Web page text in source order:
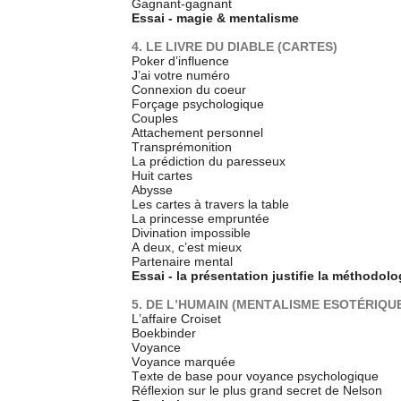
Gagnant-gagnant
Essai - magie & mentalisme
4. LE LIVRE DU DIABLE (CARTES)
Poker d’influence
J’ai votre numéro
Connexion du coeur
Forçage psychologique
Couples
Attachement personnel
Transprémonition
La prédiction du paresseux
Huit cartes
Abysse
Les cartes à travers la table
La princesse empruntée
Divination impossible
A deux, c’est mieux
Partenaire mental
Essai - la présentation justifie la
5. DE L’HUMAIN (MENTALISME
L’affaire Croiset
Boekbinder
Voyance
Voyance marquée
Texte de base pour voyance psychologique
Réflexion sur le plus grand secret de Nelson